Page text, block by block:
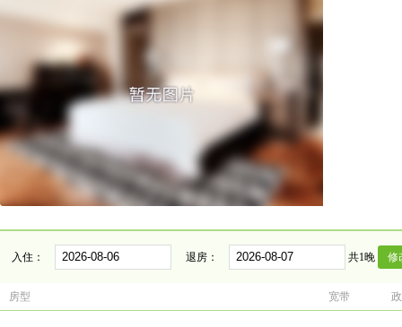
入住： 退房： 共1晚
房型 宽带